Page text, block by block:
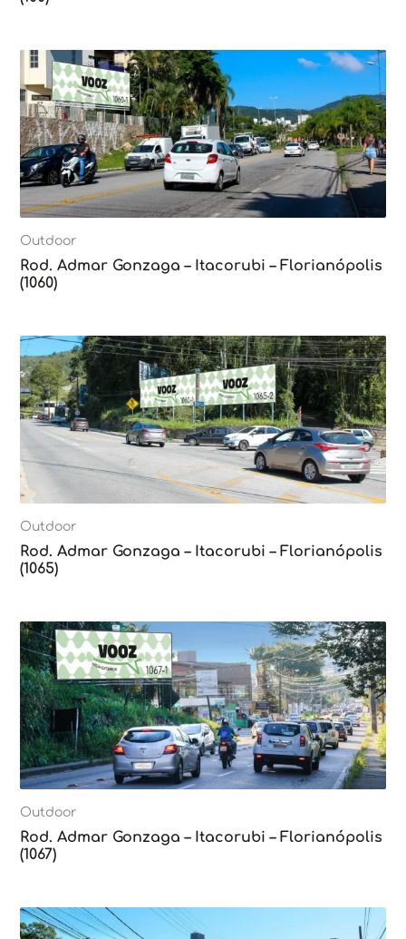
Outdoor
Rod. Admar Gonzaga – Itacorubi – Florianópolis
(1060)
Outdoor
Rod. Admar Gonzaga – Itacorubi – Florianópolis
(1065)
Outdoor
Rod. Admar Gonzaga – Itacorubi – Florianópolis
(1067)